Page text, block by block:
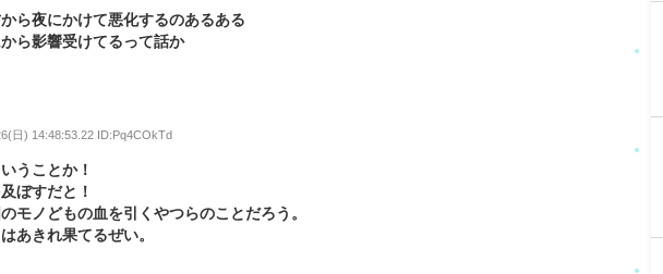
ら夜にかけて悪化するのあるある
ら影響受けてるって話か
日) 14:48:53.22 ID:Pq4COkTd
うことか！
ぼすだと！
モノどもの血を引くやつらのことだろう。
あきれ果てるぜい。